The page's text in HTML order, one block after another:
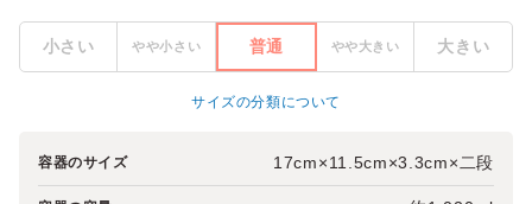
小さい やや小さい 普通 やや大きい 大きい
サイズの分類について
容器のサイズ 17cm×11.5cm×3.3cm×二段